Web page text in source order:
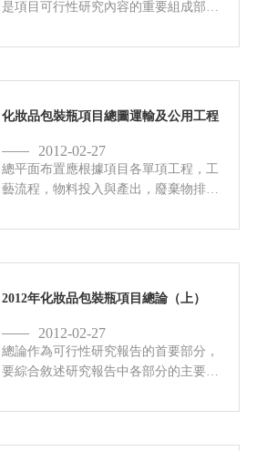
是項目可行性研究內容的重要組成部
析投資的籌措方式，并制定用款計劃。
化妝品包裝瓶項目總圖運輸及公用工程
2012-02-27
總平面布置應根據項目各單項工程，工
藝流程，物料投入與產出，廢棄物排出
況，按廠地的自然條件，生產要求與功
2012年化妝品包裝瓶項目總論（上）
2012-02-27
總論作為可行性研究報告的首要部分，
要綜合敘述研究報告中各部分的主要問
出最終建議，為可行性研究的審批提供